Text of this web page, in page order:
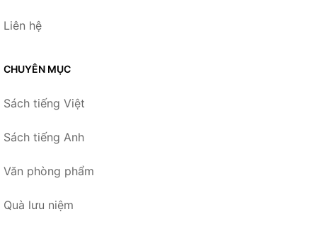
Liên hệ
CHUYÊN MỤC
Sách tiếng Việt
Sách tiếng Anh
Văn phòng phẩm
Quà lưu niệm